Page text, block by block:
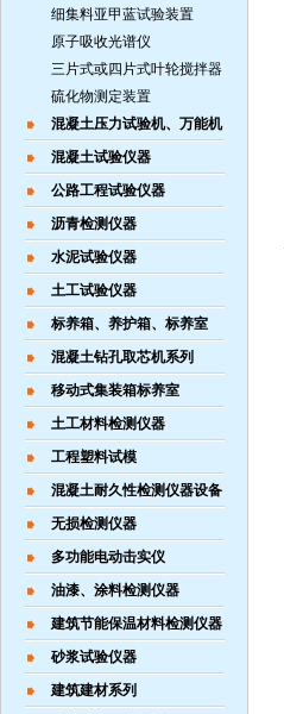
细集料亚甲蓝试验装置
原子吸收光谱仪
三片式或四片式叶轮搅拌器
硫化物测定装置
混凝土压力试验机、万能机
混凝土试验仪器
公路工程试验仪器
沥青检测仪器
水泥试验仪器
土工试验仪器
标养箱、养护箱、标养室
混凝土钻孔取芯机系列
移动式集装箱标养室
土工材料检测仪器
工程塑料试模
混凝土耐久性检测仪器设备
无损检测仪器
多功能电动击实仪
油漆、涂料检测仪器
建筑节能保温材料检测仪器
砂浆试验仪器
建筑建材系列